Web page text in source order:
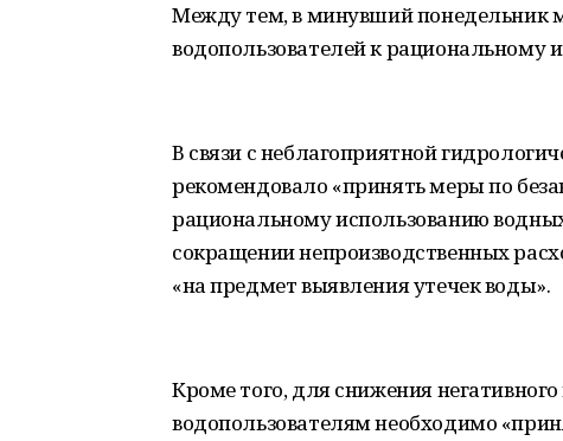
Между тем, в минувший понедельник
водопользователей к рациональному
В связи с неблагоприятной
рекомендовало «принять меры по
рациональному использованию
сокращении непроизводственных
«на предмет выявления утечек воды».
Кроме того, для снижения
водопользователям необходимо